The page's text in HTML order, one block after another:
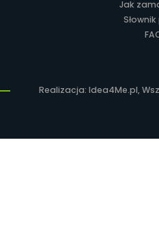
Jak
Realizacja: Idea4Me.pl,